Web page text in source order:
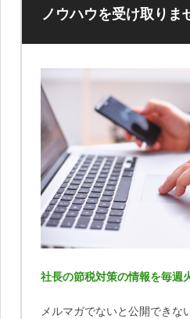
ノウハウを受け取りま
社長の節税対策の情報を毎週
メルマガでないと公開できな